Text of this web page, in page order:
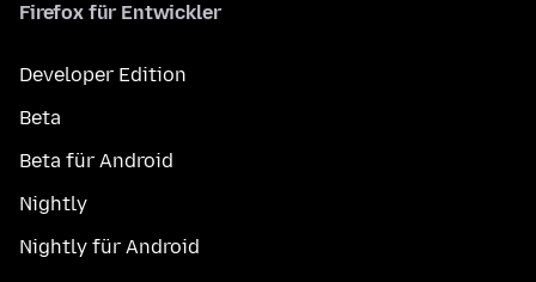
Firefox für Entwickler
Developer Edition
Beta
Beta für Android
Nightly
Nightly für Android